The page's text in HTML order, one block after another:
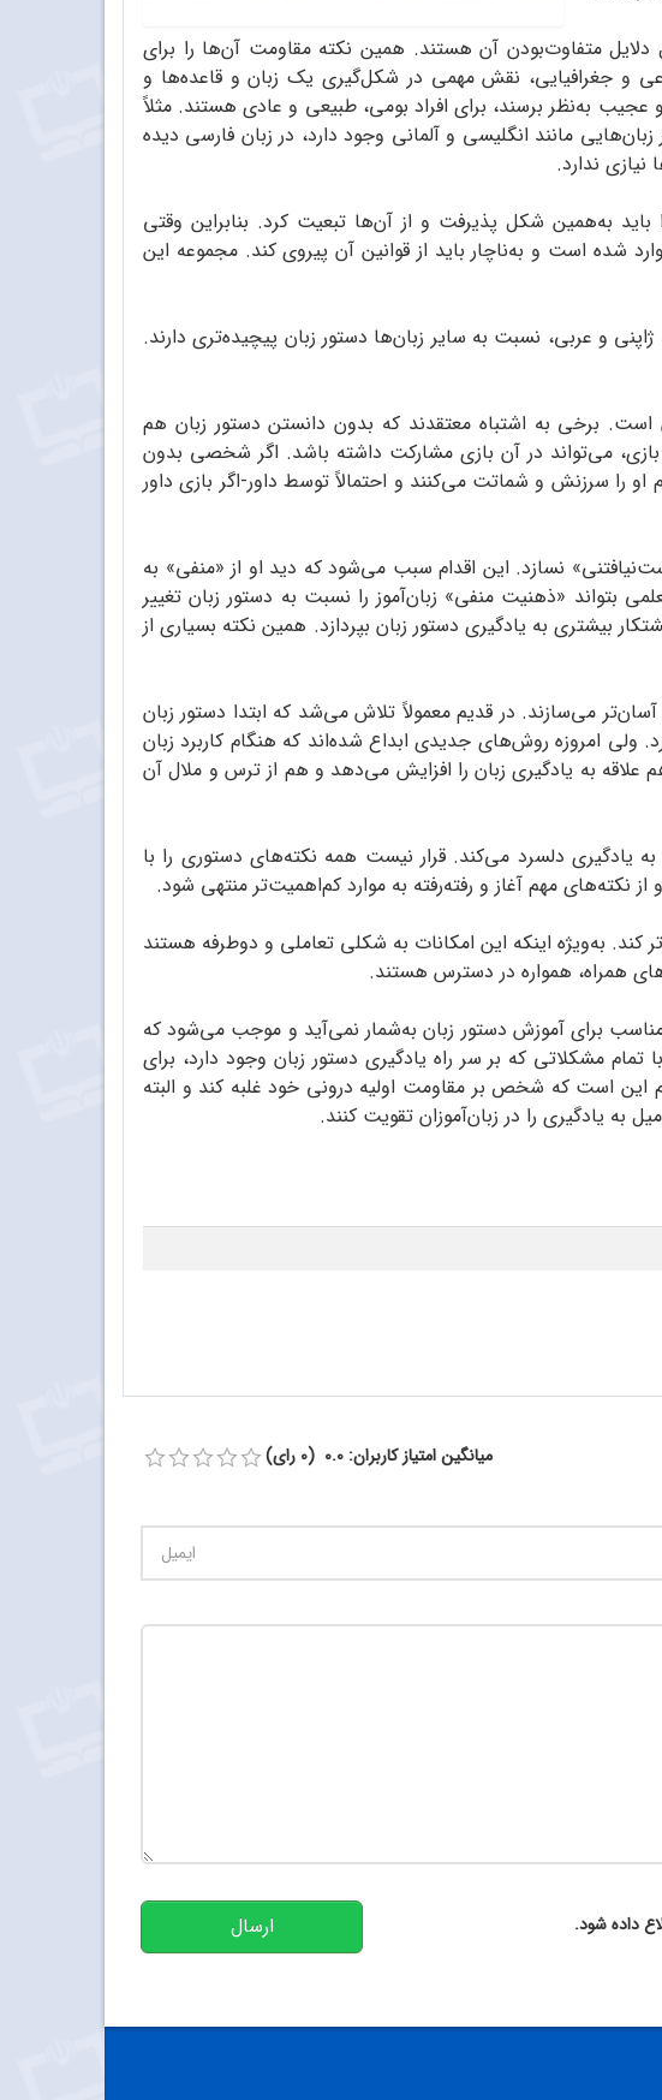
دلایل متفاوت‌بودن آن هستند. همین نکته مقاومت آن‌ها را برای
و جغرافیایی، نقش مهمی در شکل‌گیری یک زبان و قاعده‌ها و
عجیب به‌نظر برسند، برای افراد بومی، طبیعی و عادی هستند. مثلاً
مانند انگلیسی و آلمانی وجود دارد، در زبان فارسی دیده
ندارد.
باید به‌همین شکل پذیرفت و از آن‌ها تبعیت کرد. بنابراین وقتی
شده است و به‌ناچار باید از قوانین آن پیروی کند. مجموعه‌ این
و عربی، نسبت به سایر زبان‌ها دستور زبان پیچیده‌تری دارند.
است. برخی به اشتباه معتقدند که بدون دانستن دستور زبان هم
می‌تواند در آن بازی مشارکت داشته باشد. اگر شخصی بدون
سرزنش و شماتت می‌کنند و احتمالاً توسط داور-اگر بازی داور
نسازد. این اقدام سبب می‌شود که دید او از «منفی» به
بتواند «ذهنیت منفی» زبان‌آموز را نسبت به دستور زبان تغییر
بیشتری به یادگیری دستور زبان بپردازد. همین نکته بسیاری از
می‌سازند. در قدیم معمولاً تلاش می‌شد که ابتدا دستور زبان
ولی امروزه روش‌های جدیدی ابداع شده‌اند که هنگام کاربرد زبان
به یادگیری زبان را افزایش می‌دهد و هم از ترس و ملال آن
یادگیری دلسرد می‌کند. قرار نیست همه‌ نکته‌های دستوری را با
نکته‌های مهم‌ آغاز و رفته‌رفته به موارد کم‌اهمیت‌تر منتهی شود.
کند. به‌ویژه اینکه این امکانات به شکلی تعاملی و دوطرفه هستند
همراه، همواره در دسترس هستند.
برای آموزش دستور زبان به‌شمار نمی‌آید و موجب می‌شود که
مشکلاتی که بر سر راه یادگیری دستور زبان وجود دارد، برای
این است که شخص بر مقاومت اولیه‌ درونی خود غلبه کند و البته
به یادگیری را در زبان‌آموزان تقویت کنند.
میانگین امتیاز کاربران: 0.0 (0 رای)
داده شود. ارسال